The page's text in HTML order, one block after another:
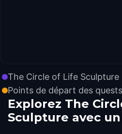
The Circle of Life Sculpture
Points de départ des quests
Explorez The
Sculpture avec